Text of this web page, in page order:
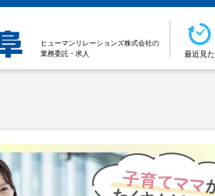
ヒューマンリレーションズ株式会社の
業務委託・求人
最近見た